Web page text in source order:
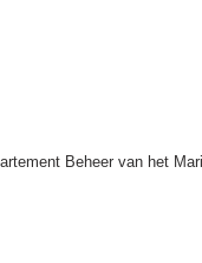
Beheer van het